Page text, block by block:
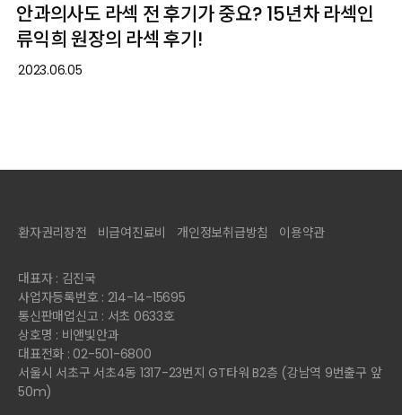
안과의사도 라섹 전 후기가 중요? 15년차 라섹인
류익희 원장의 라섹 후기!
2023.06.05
환자권리장전 비급여진료비 개인정보취급방침 이용약관
대표자 : 김진국
사업자등록번호 : 214-14-15695
통신판매업신고 : 서초 0633호
상호명 : 비앤빛안과
대표전화 : 02-501-6800
서울시 서초구 서초4동 1317-23번지 GT타워 B2층 (강남역 9번출구 앞
50m)